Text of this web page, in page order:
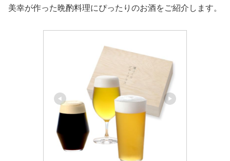
美幸が作った晩酌料理にぴったりのお酒をご紹介します。